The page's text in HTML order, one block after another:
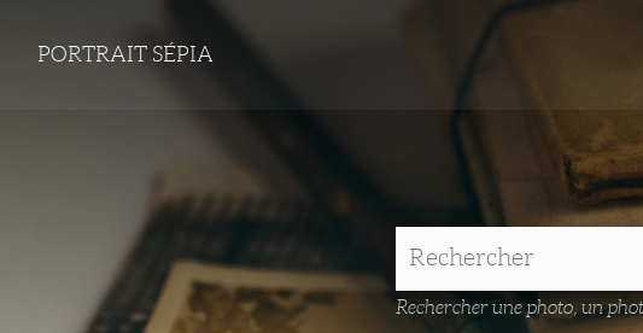
PORTRAIT SÉPIA
Rechercher une photo, un